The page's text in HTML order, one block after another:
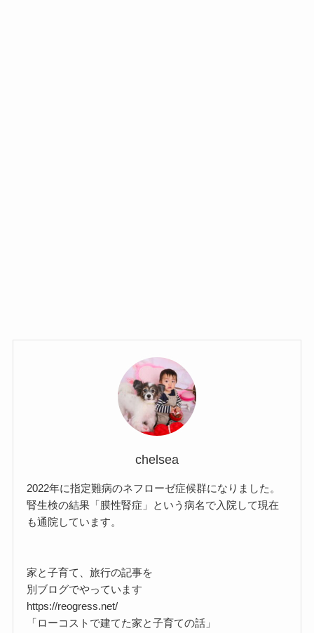
chelsea
2022年に指定難病のネフローゼ症候群になりました。
腎生検の結果「膜性腎症」という病名で入院して現在
も通院しています。
家と子育て、旅行の記事を
別ブログでやっています
https://reogress.net/
「ローコストで建てた家と子育ての話」